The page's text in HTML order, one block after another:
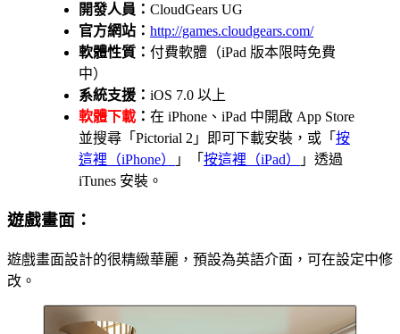
開發人員： CloudGears UG
官方網站： http://games.cloudgears.com/
軟體性質： 付費軟體（iPad 版本限時免費
中）
系統支援： iOS 7.0 以上
軟體下載 ： 在 iPhone、iPad 中開啟 App Store
並搜尋「Pictorial 2」即可下載安裝，或「 按
這裡（iPhone）
」「 按這裡（iPad）
」透過
iTunes 安裝。
遊戲畫面：
遊戲畫面設計的很精緻華麗，預設為英語介面，可在設定中修
改。